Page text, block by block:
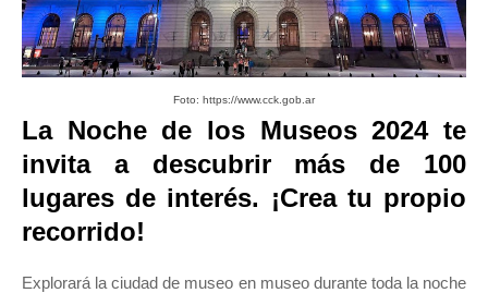
Foto: https://www.cck.gob.ar
La Noche de los Museos 2024 te
invita a descubrir más de 100
lugares de interés. ¡Crea tu propio
recorrido!
Explorará la ciudad de museo en museo durante toda la noche